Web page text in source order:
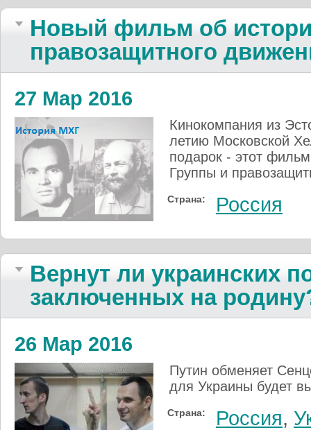
Новый фильм об
правозащитного
27 Мар 2016
Кинокомпания из
летию Московской
подарок - этот
Группы и
Страна: Россия
Вернут ли украинских
заключенных на
26 Мар 2016
Путин обменяет
для Украины будет
Страна: Россия,